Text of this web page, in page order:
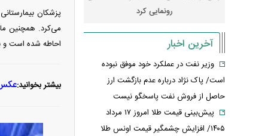
پزشکان
می‌کرد. همچنین
احاطه شده است و
بیشتر بخوانید:
رونمایی کرد
کدامیک
آخرین اخبار
وزیر نفت در عملکرد خود موفق نبوده
است/ پاک نژاد درباره عدم بازگشت ارز
حاصل از فروش نفت پاسخگو نیست
پیش‌بینی قیمت طلا امروز ۱۷ مرداد
۱۴۰۵/ افزایش چشمگیر قیمت اونس طلا